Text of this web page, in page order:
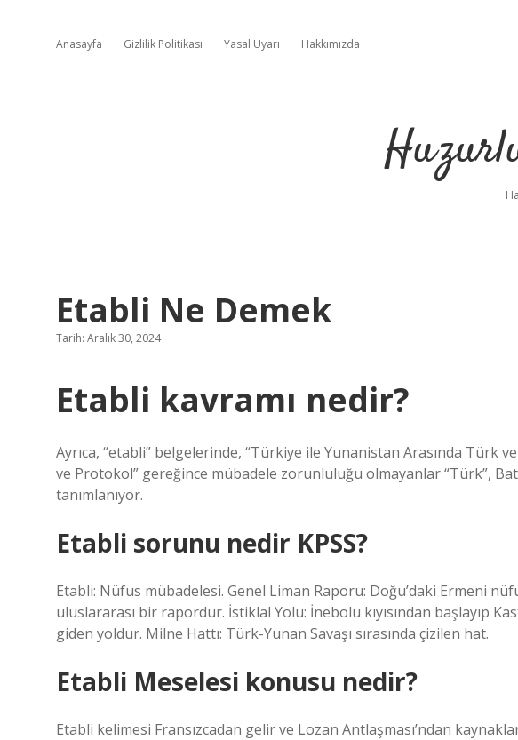
Anasayfa Gizlilik Politikası Yasal Uyarı Hakkımızda
Etabli Ne Demek
Tarih: Aralık 30, 2024
Etabli kavramı nedir?
Ayrıca, “etabli” belgelerinde, “Türkiye ile Yunanistan Arasında Türk
ve Protokol” gereğince mübadele zorunluluğu olmayanlar “Türk”,
tanımlanıyor.
Etabli sorunu nedir KPSS?
Etabli: Nüfus mübadelesi. Genel Liman Raporu: Doğu’daki Ermeni
uluslararası bir rapordur. İstiklal Yolu: İnebolu kıyısından başlayıp
giden yoldur. Milne Hattı: Türk-Yunan Savaşı sırasında çizilen hat.
Etabli Meselesi konusu nedir?
Etabli kelimesi Fransızcadan gelir ve Lozan Antlaşması’ndan